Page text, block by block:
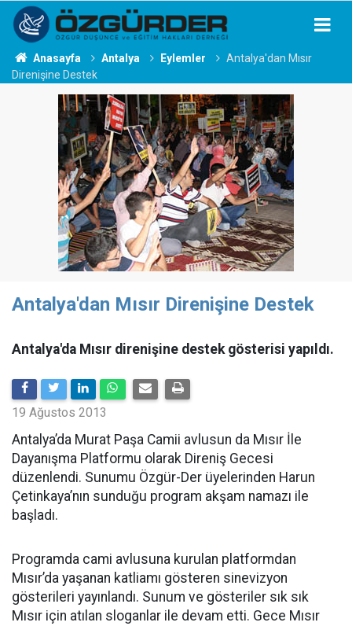
Anasayfa Antalya Eylemler
Antalya'dan Mısır
Direnişine Destek
Antalya'dan Mısır Direnişine Destek
Antalya'da Mısır direnişine destek gösterisi yapıldı.
19 Ağustos 2013
Antalya’da Murat Paşa Camii avlusun da Mısır İle
Dayanışma Platformu olarak Direniş Gecesi
düzenlendi. Sunumu Özgür-Der üyelerinden Harun
Çetinkaya’nın sunduğu program akşam namazı ile
başladı.
Programda cami avlusuna kurulan platformdan
Mısır’da yaşanan katliamı gösteren sinevizyon
gösterileri yayınlandı. Sunum ve gösteriler sık sık
Mısır için atılan sloganlar ile devam etti. Gece Mısır